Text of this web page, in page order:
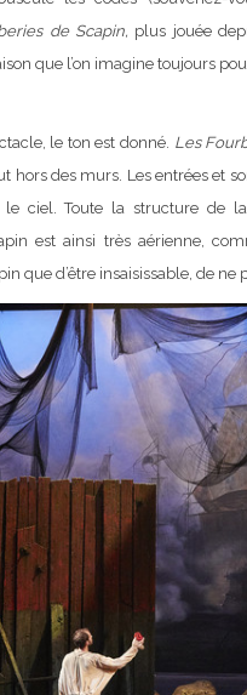
de Scapin, plus jouée
que l’on imagine toujours
le ton est donné. Les
hors des murs. Les entrées et
ciel. Toute la structure de
est ainsi très aérienne,
que d’être insaisissable, de